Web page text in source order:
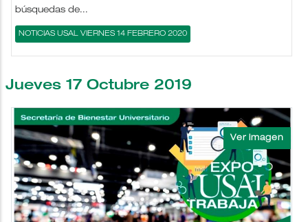
búsquedas de...
NOTICIAS USAL VIERNES 14 FEBRERO 2020
Jueves 17 Octubre 2019